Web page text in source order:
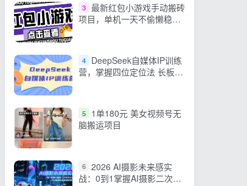
3 最新红包小游戏手动搬砖
项目，单机一天不偷懒稳定
4
DeepSeek自媒体IP训练
营，掌握四位定位法 长板变
5
1单180元 美女视频号无
脑搬运项目
6 2026 AI摄影未来感实
战：0到1掌握AI摄影二次创